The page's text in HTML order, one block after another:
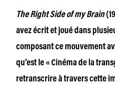
The Right Side of my Brain
avez écrit et joué dans
composant ce mouvement
qu’est le « Cinéma de la
retranscrire à travers cette